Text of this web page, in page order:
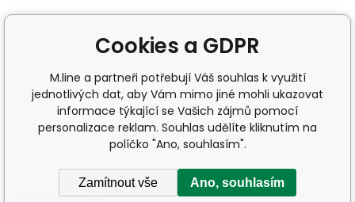
Cookies a GDPR
M.line a partneři potřebují Váš souhlas k využití
jednotlivých dat, aby Vám mimo jiné mohli ukazovat
informace týkající se Vašich zájmů pomocí
personalizace reklam. Souhlas udělíte kliknutím na
políčko "Ano, souhlasím".
Zamítnout vše Ano, souhlasím